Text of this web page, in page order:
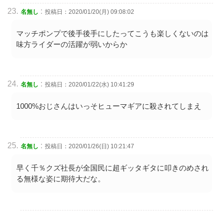
名無し : 投稿日：2020/01/20(月) 09:08:02
マッチポンプで後手後手にしたってこうも楽しくないのは
味方ライダーの活躍が弱いからか
名無し : 投稿日：2020/01/22(水) 10:41:29
1000%おじさんはいっそヒューマギアに殺されてしまえ
名無し : 投稿日：2020/01/26(日) 10:21:47
早く千％クズ社長が全国民に超ギッタギタに叩きのめされ
る無様な姿に期待大だな。